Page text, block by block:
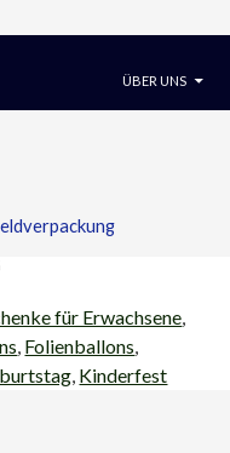
ÜBER UNS
für Erwachsene
Folienballons
Kinderfest